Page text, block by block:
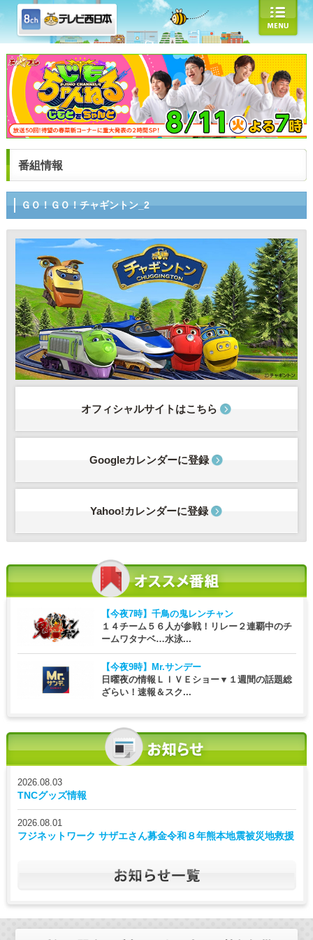
番組情報
ＧＯ！ＧＯ！チャギントン_2
オフィシャルサイトはこちら
Googleカレンダーに登録
Yahoo!カレンダーに登録
【今夜7時】 千鳥の鬼レンチャン
１４チーム５６人が参戦！リレー２連覇中のチ
ームワタナベ…水泳...
【今夜9時】
Mr.サンデー
日曜夜の情報ＬＩＶＥショー▼１週間の話題総
ざらい！速報＆スク...
2026.08.03
TNCグッズ情報
2026.08.01
フジネットワーク サザエさん募金令和８年熊本地震被災地救援